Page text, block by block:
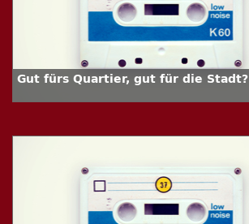
Gut fürs Quartier, gut für die Stadt?